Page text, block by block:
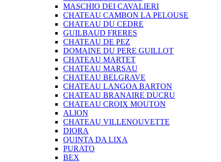
MASCHIO DEI CAVALIERI
CHATEAU CAMBON LA PELOUSE
CHATEAU DU CEDRE
GUILBAUD FRERES
CHATEAU DE PEZ
DOMAINE DU PERE GUILLOT
CHATEAU MARTET
CHATEAU MARSAU
CHATEAU BELGRAVE
CHATEAU LANGOA BARTON
CHATEAU BRANAIRE DUCRU
CHATEAU CROIX MOUTON
ALION
CHATEAU VILLENOUVETTE
DIORA
QUINTA DA LIXA
PURATO
BEX